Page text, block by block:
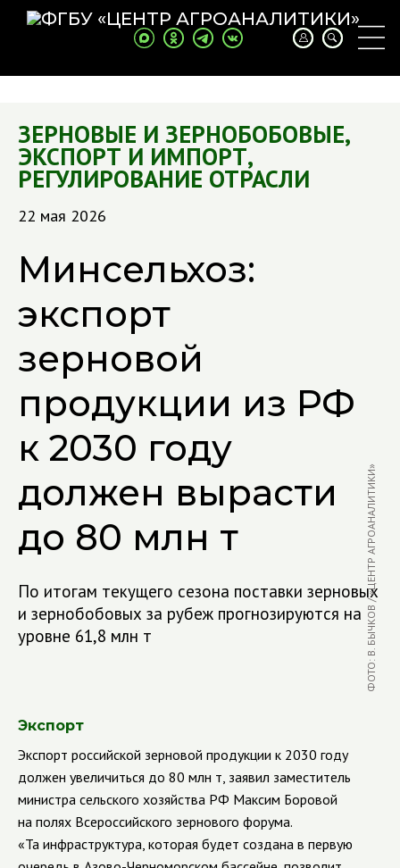
ЗЕРНОВЫЕ И ЗЕРНОБОБОВЫЕ,
ЭКСПОРТ И ИМПОРТ,
РЕГУЛИРОВАНИЕ ОТРАСЛИ
22 мая 2026
Минсельхоз:
экспорт
зерновой
продукции из РФ
к 2030 году
должен вырасти
до 80 млн т
По итогам текущего сезона поставки зерновых
и зернобобовых за рубеж прогнозируются на
уровне 61,8 млн т
ФОТО: В. БЫЧКОВ / «ЦЕНТР АГРОАНАЛИТИКИ»
Экспорт
Экспорт российской зерновой продукции к 2030 году
должен увеличиться до 80 млн т, заявил заместитель
министра сельского хозяйства РФ Максим Боровой
на полях Всероссийского зернового форума.
«Та инфраструктура, которая будет создана в первую